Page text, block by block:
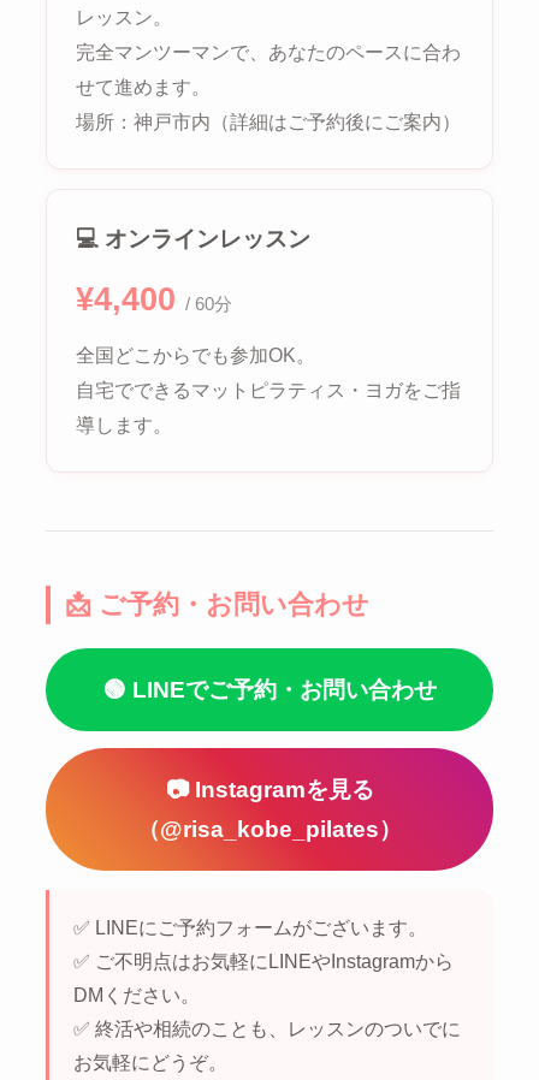
レッスン。
完全マンツーマンで、あなたのペースに合わ
せて進めます。
場所：神戸市内（詳細はご予約後にご案内）
💻 オンラインレッスン
¥4,400 / 60分
全国どこからでも参加OK。
自宅でできるマットピラティス・ヨガをご指
導します。
📩 ご予約・お問い合わせ
🟢 LINEでご予約・お問い合わせ
📷 Instagramを見る
（@risa_kobe_pilates）
✅ LINEにご予約フォームがございます。
✅ ご不明点はお気軽にLINEやInstagramから
DMください。
✅ 終活や相続のことも、レッスンのついでに
お気軽にどうぞ。